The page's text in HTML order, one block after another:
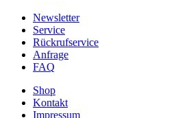
Newsletter
Service
Rückrufservice
Anfrage
FAQ
Shop
Kontakt
Impressum